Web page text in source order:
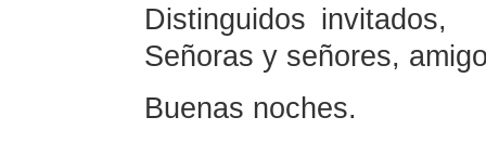
Distinguidos invitados,
Señoras y señores,
Buenas noches.